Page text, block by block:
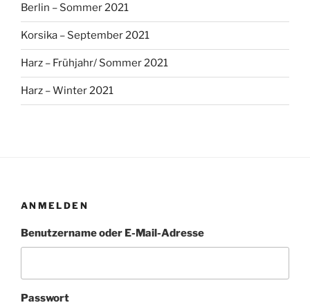
Berlin – Sommer 2021
Korsika – September 2021
Harz – Frühjahr/ Sommer 2021
Harz – Winter 2021
ANMELDEN
Benutzername oder E-Mail-Adresse
Passwort